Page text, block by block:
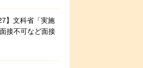
】文科省「実施
接不可など面接